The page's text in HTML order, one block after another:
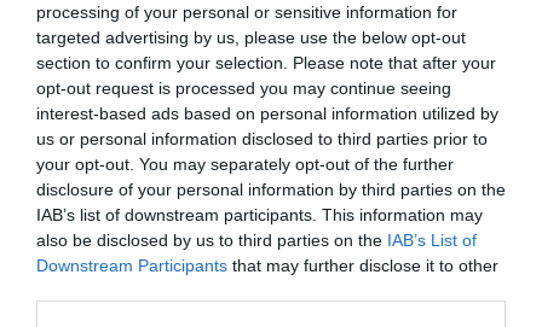
processing of your personal or sensitive information for
targeted advertising by us, please use the below opt-out
section to confirm your selection. Please note that after your
opt-out request is processed you may continue seeing
interest-based ads based on personal information utilized by
us or personal information disclosed to third parties prior to
your opt-out. You may separately opt-out of the further
disclosure of your personal information by third parties on the
IAB’s list of downstream participants. This information may
also be disclosed by us to third parties on the IAB’s List of
Downstream Participants that may further disclose it to other
-Ακροατής Φεστιβάλ για το τριήμερο 1-3 Μαρτίου 2024 (Irina
Kulikova-Ana Vidovic)
Περιλαμβάνει εισιτήρια για τις δύο συναυλίες της Ana
Vidovic και της Irina Kulikova στην αίθουσα του Φιλολογικού
Συλλόγου Παρνασσός και παρακολούθηση ως ακροατής των
masterclasses των δύο παραπάνω καλλιτεχνών συνολικής
διάρκειας άνω των 12 ωρών στο Χαλκηδόνιο Ωδείο |
Προσφορά μέχρι 20/12: 130€ | Κανονικό: 150€